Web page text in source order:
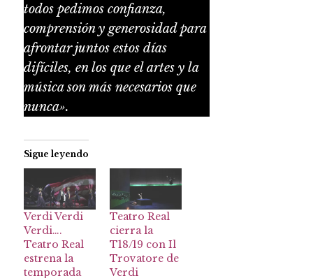
todos pedimos confianza,
comprensión y generosidad para
afrontar juntos estos días
difíciles, en los que el artes y la
música son más necesarios que
nunca».
Sigue leyendo
Verdi Verdi
Verdi….
Teatro Real
estrena la
temporada
Teatro Real
cierra la
T18/19 con Il
Trovatore de
Verdi